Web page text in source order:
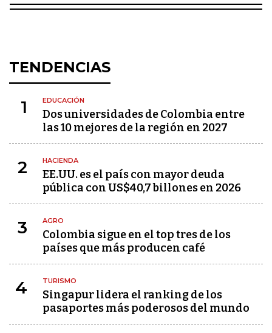
TENDENCIAS
1 EDUCACIÓN
Dos universidades de Colombia entre
las 10 mejores de la región en 2027
2 HACIENDA
EE.UU. es el país con mayor deuda
pública con US$40,7 billones en 2026
3 AGRO
Colombia sigue en el top tres de los
países que más producen café
4 TURISMO
Singapur lidera el ranking de los
pasaportes más poderosos del mundo